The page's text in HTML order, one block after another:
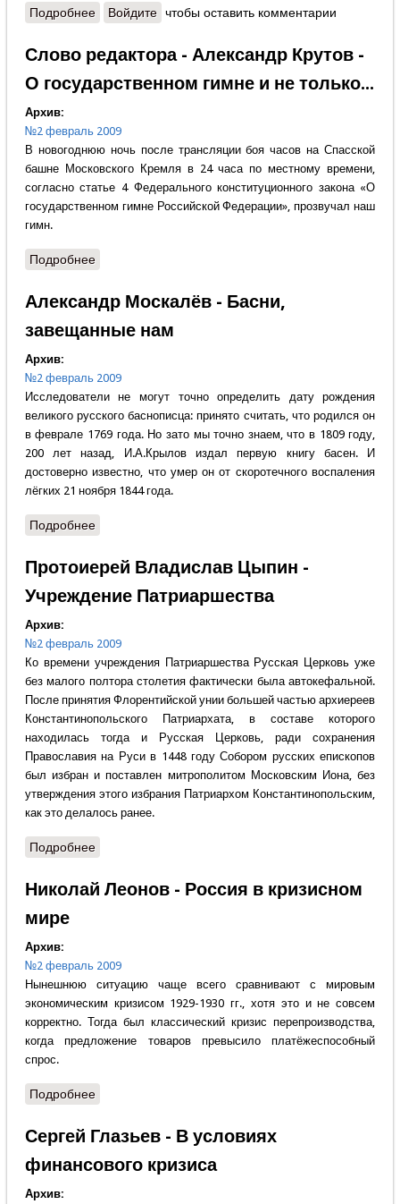
Подробнеео Виктор Тростников - Свой юбилей он встречает с
Войдите чтобы оставить комментарии
Слово редактора - Александр Крутов -
О государственном гимне и не только...
Архив:
№2 февраль 2009
В новогоднюю ночь после трансляции боя часов на Спасской
башне Московского Кремля в 24 часа по местному времени,
согласно статье 4 Федерального конституционного закона «О
государственном гимне Российской Федерации», прозвучал наш
гимн.
Подробнеео Слово редактора - Александр Крутов - О
Александр Москалёв - Басни,
завещанные нам
Архив:
№2 февраль 2009
Исследователи не могут точно определить дату рождения
великого русского баснописца: принято считать, что родился он
в феврале 1769 года. Но зато мы точно знаем, что в 1809 году,
200 лет назад, И.А.Крылов издал первую книгу басен. И
достоверно известно, что умер он от скоротечного воспаления
лёгких 21 ноября 1844 года.
Подробнеео Александр Москалёв - Басни, завещанные нам
Протоиерей Владислав Цыпин -
Учреждение Патриаршества
Архив:
№2 февраль 2009
Ко времени учреждения Патриаршества Русская Церковь уже
без малого полтора столетия фактически была автокефальной.
После принятия Флорентийской унии большей частью архиереев
Константинопольского Патриархата, в составе которого
находилась тогда и Русская Церковь, ради сохранения
Православия на Руси в 1448 году Собором русских епископов
был избран и поставлен митрополитом Московским Иона, без
утверждения этого избрания Патриархом Константинопольским,
как это делалось ранее.
Подробнеео Протоиерей Владислав Цыпин - Учреждение
Николай Леонов - Россия в кризисном
мире
Архив:
№2 февраль 2009
Нынешнюю ситуацию чаще всего сравнивают с мировым
экономическим кризисом 1929-1930 гг., хотя это и не совсем
корректно. Тогда был классический кризис перепроизводства,
когда предложение товаров превысило платёжеспособный
спрос.
Подробнеео Николай Леонов - Россия в кризисном мире
Сергей Глазьев - В условиях
финансового кризиса
Архив: